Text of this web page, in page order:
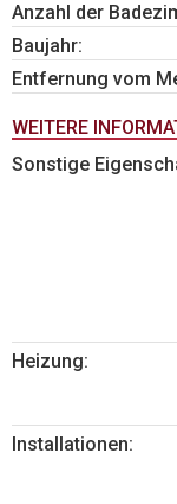
Anzahl der
Baujahr:
Entfernung vom
WEITERE
Sonstige
Heizung:
Installationen: